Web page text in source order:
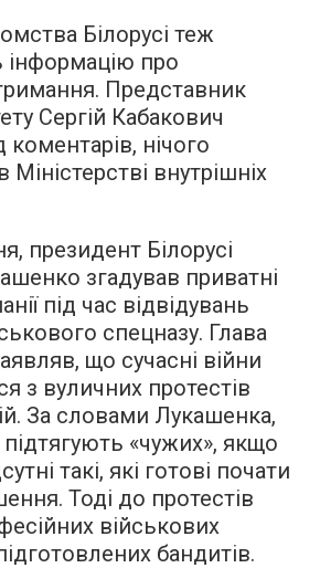
Білорусі теж
про
Представник
Сергій Кабакович
нічого
Міністерстві внутрішніх
президент Білорусі
згадував приватні
під час відвідувань
спецназу. Глава
що сучасні війни
з вуличних протестів
За словами Лукашенка,
підтягують «чужих», якщо
такі, які готові почати
Тоді до протестів
військових
бандитів.